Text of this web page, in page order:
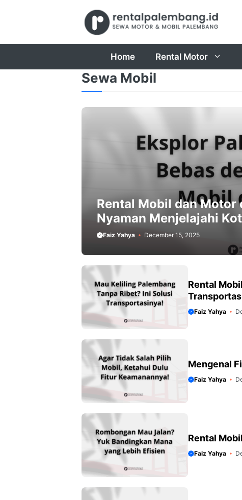
Home Rental Motor
Sewa Mobil
Rental Mobil dan Motor
Nyaman Menjelajahi
Faiz Yahya December 15, 2025
Rental
Faiz Yahya
Mengenal
Faiz Yahya
Rental
Faiz Yahya